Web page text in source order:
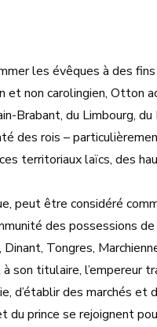
les évêques à des
et non carolingien, Otton
Brabant, du Limbourg,
des rois –
territoriaux laïcs, des
peut être considéré
des possessions de
Tongres,
son titulaire, l’empereur
d’établir des marchés et
du prince se rejoignent